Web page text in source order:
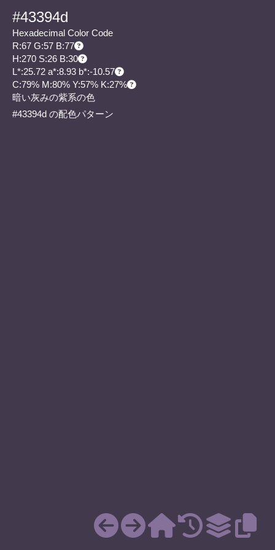
#43394d
Hexadecimal Color Code
R:67 G:57 B:77
H:270 S:26 B:30
L*:25.72 a*:8.93 b*:-10.57
C:79% M:80% Y:57% K:27%
暗い灰みの紫系の色
#43394d の配色パターン